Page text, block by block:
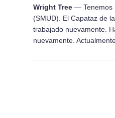
Wright Tree — Tenemos
(SMUD). El Capataz de
trabajado nuevamente.
nuevamente.